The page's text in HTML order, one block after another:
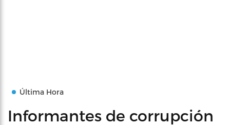
Última Hora
Informantes de corrupción